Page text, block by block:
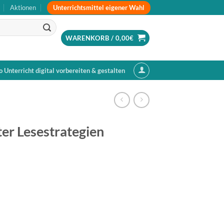
Aktionen Unterrichtsmittel eigener Wahl
WARENKORB / 0,00€
Unterricht digital vorbereiten & gestalten
Lesestrategien